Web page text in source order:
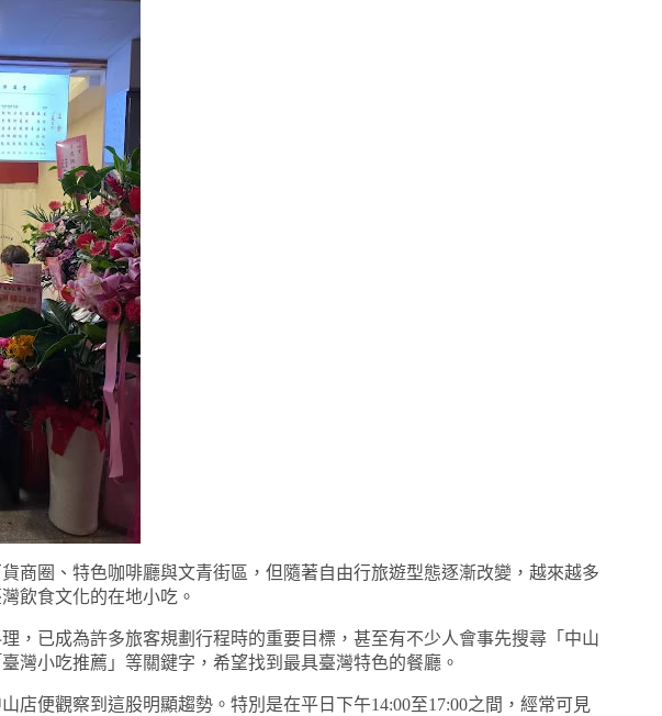
商圈、特色咖啡廳與文青街區，但隨著自由行旅遊型態逐漸改變，越來越多
飲食文化的在地小吃。
，已成為許多旅客規劃行程時的重要目標，甚至有不少人會事先搜尋「中山
灣小吃推薦」等關鍵字，希望找到最具臺灣特色的餐廳。
店便觀察到這股明顯趨勢。特別是在平日下午14:00至17:00之間，經常可見